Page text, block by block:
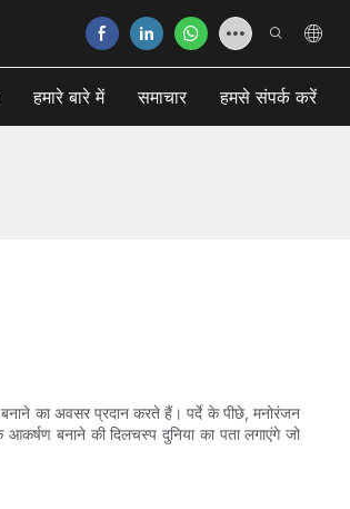
हमारे बारे में समाचार हमसे संपर्क करें
बनाने का अवसर प्रदान करते हैं। पर्दे के पीछे, मनोरंजन
बनाने की दिलचस्प दुनिया का पता लगाएंगे जो